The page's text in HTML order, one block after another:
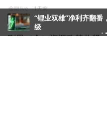
金融live 1天前
刚果（金）资源政策收紧
“锂业双雄”净利齐翻番
级